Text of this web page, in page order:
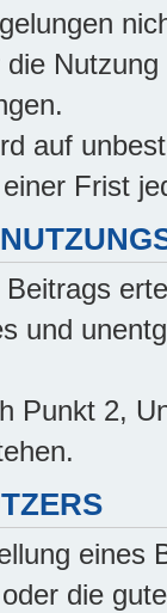
auf
Frist
und
Punkt 2,
eines
die